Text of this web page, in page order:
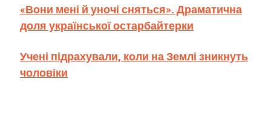
«Вони мені й уночі сняться». Драматична
доля української остарбайтерки
Учені підрахували, коли на Землі зникнуть
чоловіки